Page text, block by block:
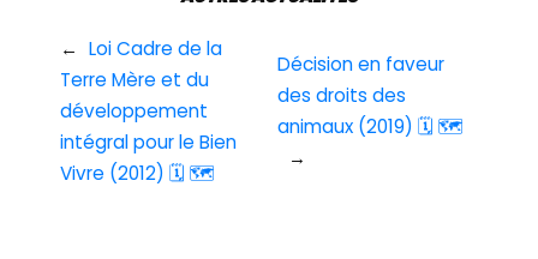
← Loi Cadre de la
Terre Mère et du
développement
intégral pour le Bien
Vivre (2012) 🗓 🗺
Décision en faveur
des droits des
animaux (2019) 🗓 🗺
→